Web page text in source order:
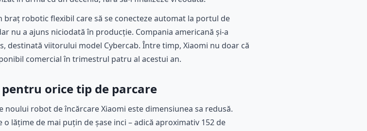
braț robotic flexibil care să se conecteze automat la portul de
nu a ajuns niciodată în producție. Compania americană și-a
destinată viitorului model Cybercab. Între timp, Xiaomi nu doar că
comercial în trimestrul patru al acestui an.
orice tip de parcare
robot de încărcare Xiaomi este dimensiunea sa redusă.
lățime de mai puțin de șase inci – adică aproximativ 152 de